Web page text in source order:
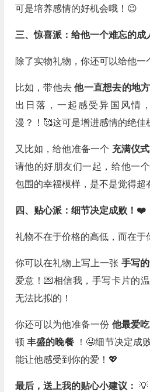
可是培养感情的好机会哦！😉
三、惊喜派：给他一个难忘的成
除了实物礼物，你还可以给他一
比如，带他去他一直想去的地方
出日落，一起感受异国风情
漫？！🥰这可是增进感情的绝佳
又比如，给他准备一个 充满仪
请他的好朋友们一起，给他一
包围的幸福模样，是不是觉得超
四、贴心派：细节决定成败！❤️
礼物不在于价格的高低，而在于
你可以在礼物上写上一张 手写
爱意！💌相信我，手写卡片的
无法比拟的！
你还可以为他准备一份 他最爱
顿 丰盛的晚餐
！🤤细节决定成
能让他感受到你的爱！💖
最后，送上我的贴心小建议： 💡